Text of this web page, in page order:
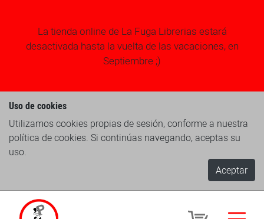
La tienda online de La Fuga Librerias estará
desactivada hasta la vuelta de las vacaciones, en
Septiembre ;)
Uso de cookies
Utilizamos cookies propias de sesión, conforme a nuestra
política de cookies. Si continúas navegando, aceptas su
uso.
Aceptar